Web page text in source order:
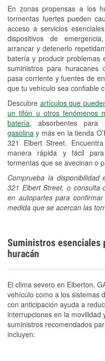
En zonas propensas a los
tormentas fuertes pueden
acceso a servicios
dispositivos de
arrancar y detenerlo
batería y producir problemas
suministros para huracanes
pasa corriente y fuentes de
que tu vehículo sea confiable
Descubre artículos que
un tifón u otros fenómenos
batería, absorbentes para
gasolina y más en la tienda
321 Elbert Street.
manera rápida y fácil
tormentas que se avecinan o
Comprueba la
321 Elbert Street, o consulta
en autopartes para
medida que se acercan las
freno
Hurricane
Conoce más
Suministros esenciales
huracán
El clima severo en Elberton,
vehículo como a los sistemas
con anticipación ayuda a
interrupciones en la movilidad
suministros recomendados
incluyen: